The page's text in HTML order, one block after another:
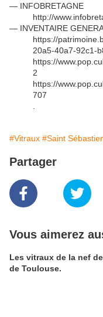
— INFOBRETAGNE
http://
— INVENTAIRE
https://
20a5-40a7-92c1-
https://
2
https://
707
#Vitraux #Saint
Partager
Vous aimerez
Les vitraux de la nef
de Toulouse.